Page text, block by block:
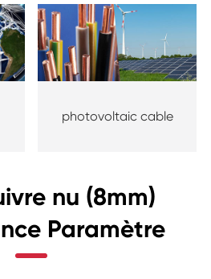
photovoltaic cable
nu (8mm)
Paramètre